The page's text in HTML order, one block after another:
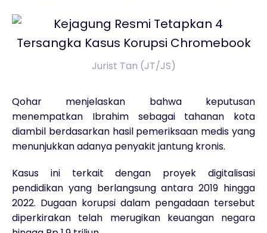
Jurist Tan (JT/JS)
Qohar menjelaskan bahwa keputusan
menempatkan Ibrahim sebagai tahanan kota
diambil berdasarkan hasil pemeriksaan medis yang
menunjukkan adanya penyakit jantung kronis.
Kasus ini terkait dengan proyek digitalisasi
pendidikan yang berlangsung antara 2019 hingga
2022. Dugaan korupsi dalam pengadaan tersebut
diperkirakan telah merugikan keuangan negara